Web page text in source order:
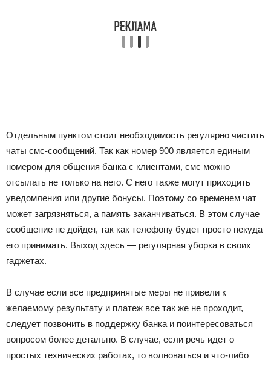
Отдельным пунктом стоит необходимость регулярно чистить
чаты смс-сообщений. Так как номер 900 является единым
номером для общения банка с клиентами, смс можно
отсылать не только на него. С него также могут приходить
уведомления или другие бонусы. Поэтому со временем чат
может загрязняться, а память заканчиваться. В этом случае
сообщение не дойдет, так как телефону будет просто некуда
его принимать. Выход здесь — регулярная уборка в своих
гаджетах.
В случае если все предпринятые меры не привели к
желаемому результату и платеж все так же не проходит,
следует позвонить в поддержку банка и поинтересоваться
вопросом более детально. В случае, если речь идет о
простых технических работах, то волноваться и что-либо